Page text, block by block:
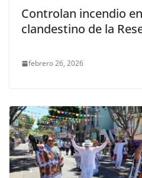
Controlan incendio
clandestino de la
febrero 26, 2026